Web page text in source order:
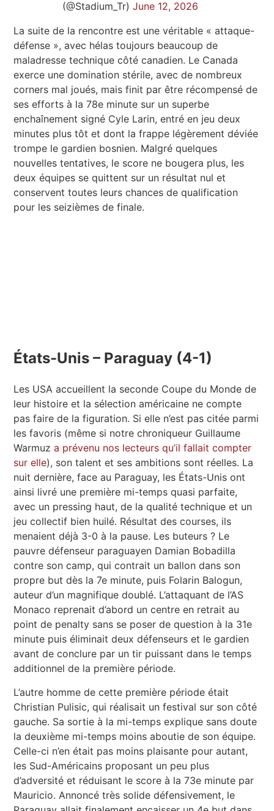
(@Stadium_Tr)June 12, 2026
La suite de la rencontre est une véritable « attaque-
défense », avec hélas toujours beaucoup de
maladresse technique côté canadien. Le Canada
exerce une domination stérile, avec de nombreux
corners mal joués, mais finit par être récompensé de
ses efforts à la 78e minute sur un superbe
enchaînement signé Cyle Larin, entré en jeu deux
minutes plus tôt et dont la frappe légèrement déviée
trompe le gardien bosnien. Malgré quelques
nouvelles tentatives, le score ne bougera plus, les
deux équipes se quittent sur un résultat nul et
conservent toutes leurs chances de qualification
pour les seizièmes de finale.
États-Unis – Paraguay (4-1)
Les USA accueillent la seconde Coupe du Monde de
leur histoire et la sélection américaine ne compte
pas faire de la figuration. Si elle n’est pas citée parmi
les favoris (même si notre chroniqueur Guillaume
Warmuza prévenu nos lecteurs qu’il fallait compter
sur elle), son talent et ses ambitions sont réelles. La
nuit dernière, face au Paraguay, les États-Unis ont
ainsi livré une première mi-temps quasi parfaite,
avec un pressing haut, de la qualité technique et un
jeu collectif bien huilé. Résultat des courses, ils
menaient déjà 3-0 à la pause. Les buteurs ? Le
pauvre défenseur paraguayen Damian Bobadilla
contre son camp, qui contrait un ballon dans son
propre but dès la 7e minute, puis Folarin Balogun,
auteur d’un magnifique doublé. L’attaquant de l’AS
Monaco reprenait d’abord un centre en retrait au
point de penalty sans se poser de question à la 31e
minute puis éliminait deux défenseurs et le gardien
avant de conclure par un tir puissant dans le temps
additionnel de la première période.
L’autre homme de cette première période était
Christian Pulisic, qui réalisait un festival sur son côté
gauche. Sa sortie à la mi-temps explique sans doute
la deuxième mi-temps moins aboutie de son équipe.
Celle-ci n’en était pas moins plaisante pour autant,
les Sud-Américains proposant un peu plus
d’adversité et réduisant le score à la 73e minute par
Mauricio. Annoncé très solide défensivement, le